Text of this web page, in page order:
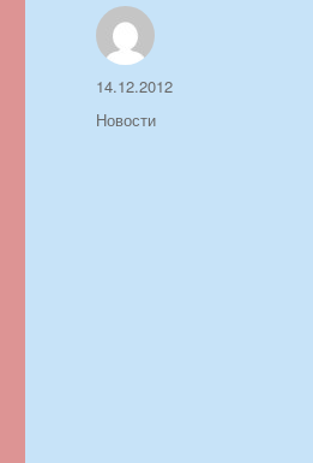
Автор
Опубликовано
14.12.2012
Рубрики
Новости